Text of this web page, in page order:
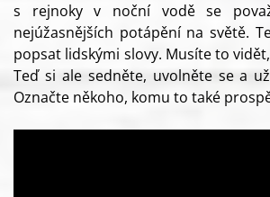
s rejnoky v noční vodě se
nejúžasnějších potápění na světě.
popsat lidskými slovy. Musíte to
Teď si ale sedněte, uvolněte se a
Označte někoho, komu to také